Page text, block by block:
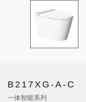
B217XG-A-C
一体智能系列